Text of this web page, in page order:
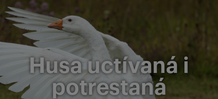
Husa uctívaná i
potrestaná